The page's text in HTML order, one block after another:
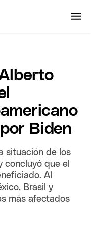
Biden
situación de los
concluyó que el
Al
Brasil y
más afectados